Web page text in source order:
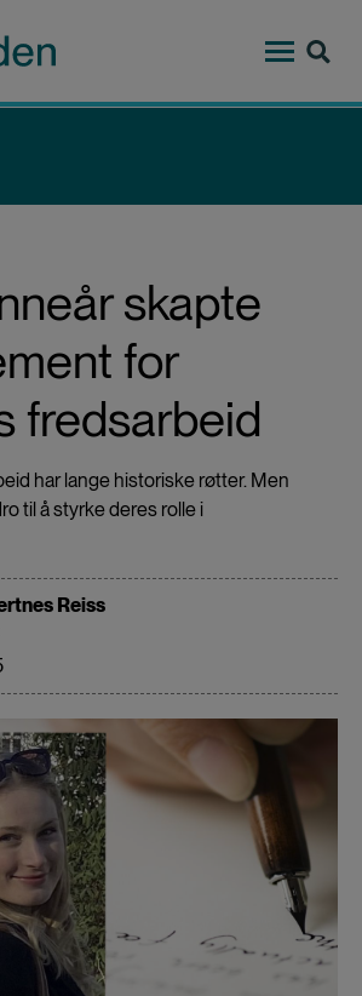
Top
skapte
for
fredsarbeid
har lange historiske røtter. Men
til å styrke deres rolle i
Reiss